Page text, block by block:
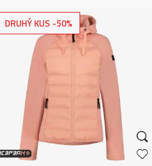
DRUHÝ KUS -50%